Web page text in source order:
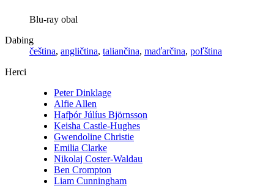
Blu-ray obal
Dabing
čeština, angličtina, taliančina, maďarčina, poľština
Herci
Peter Dinklage
Alfie Allen
Hafþór Júlíus Björnsson
Keisha Castle-Hughes
Gwendoline Christie
Emilia Clarke
Nikolaj Coster-Waldau
Ben Crompton
Liam Cunningham